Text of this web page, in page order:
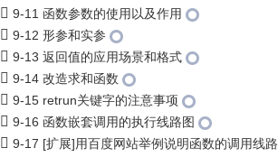
9-11 函数参数的使用以及作用
9-12 形参和实参
9-13 返回值的应用场景和格式
9-14 改造求和函数
9-15 retrun关键字的注意事项
9-16 函数嵌套调用的执行线路图
9-17 [扩展]用百度网站举例说明函数的调用线路